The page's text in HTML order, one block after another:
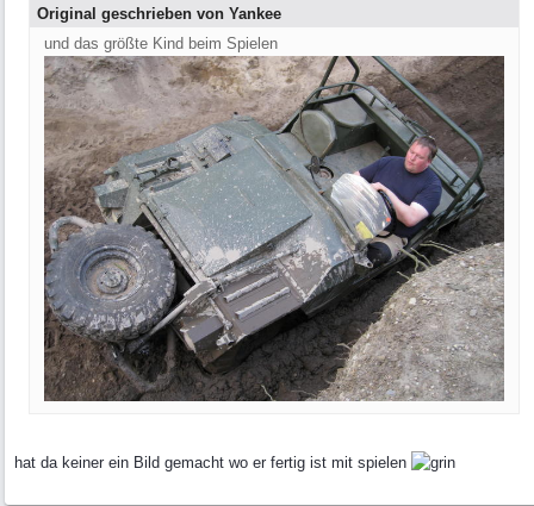
Original geschrieben von Yankee
und das größte Kind beim Spielen
hat da keiner ein Bild gemacht wo er fertig ist mit spielen